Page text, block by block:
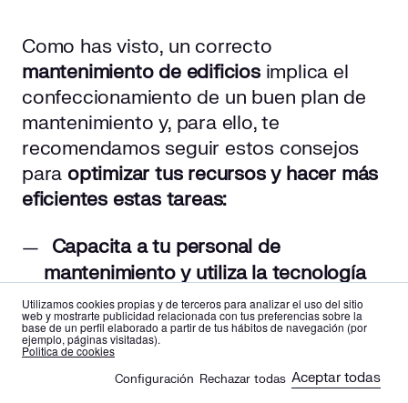
Utilizamos cookies propias y de terceros para analizar el uso del sitio
web y mostrarte publicidad relacionada con tus preferencias sobre la
base de un perfil elaborado a partir de tus hábitos de navegación (por
ejemplo, páginas visitadas).
Politica de cookies
Configuración Aceptar todas
Rechazar todas
es en
Como has visto, un correcto
mantenimiento de edificios implica el
confeccionamiento de un buen plan de
mantenimiento y, para ello, te
recomendamos seguir estos consejos
para optimizar tus recursos y hacer más
eficientes estas tareas:
Capacita a tu personal de
mantenimiento y utiliza la tecnología
adecuada.Esto evitará accidentes y
optimizará el trabajo.
Registra detalladamente cada
actividad. A poder ser, evita que sea